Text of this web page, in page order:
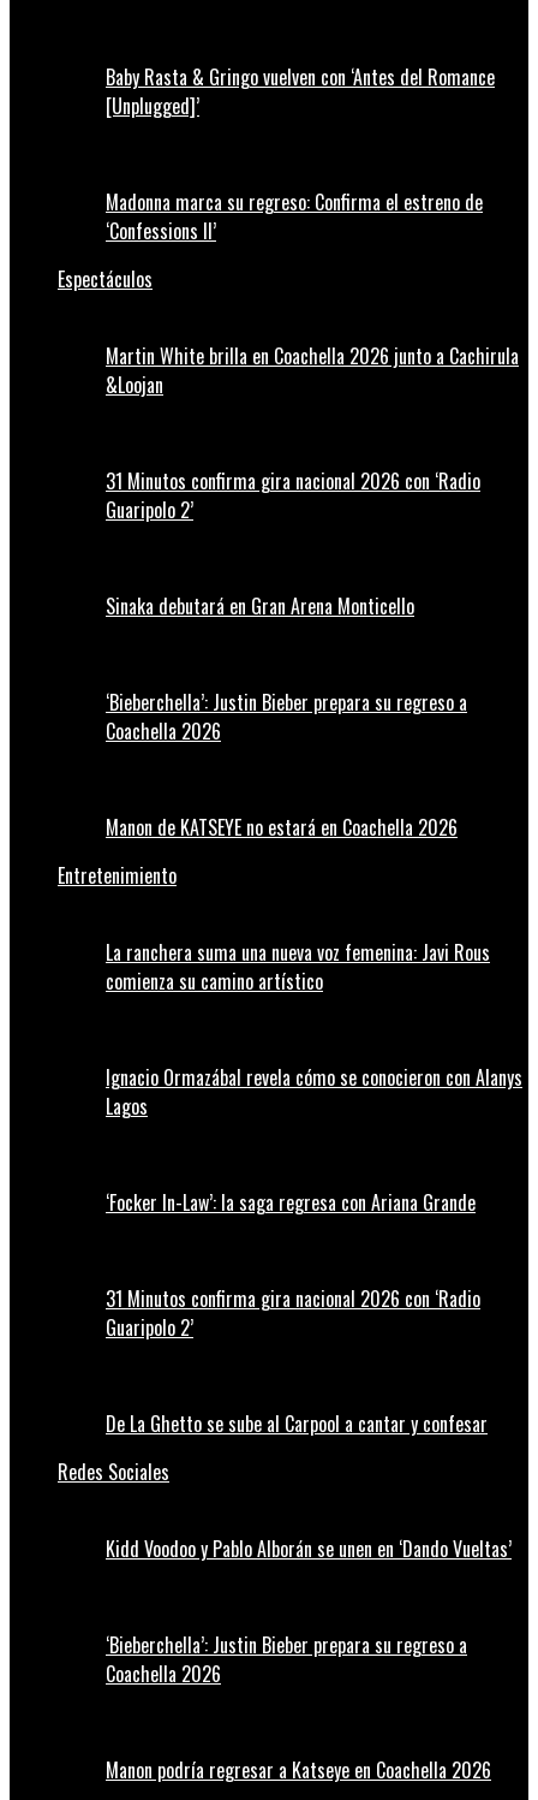
Baby Rasta & Gringo vuelven con ‘Antes del Romance
[Unplugged]’
Madonna marca su regreso: Confirma el estreno de
‘Confessions II’
Espectáculos
Martin White brilla en Coachella 2026 junto a Cachirula
&Loojan
31 Minutos confirma gira nacional 2026 con ‘Radio
Guaripolo 2’
Sinaka debutará en Gran Arena Monticello
‘Bieberchella’: Justin Bieber prepara su regreso a
Coachella 2026
Manon de KATSEYE no estará en Coachella 2026
Entretenimiento
La ranchera suma una nueva voz femenina: Javi Rous
comienza su camino artístico
Ignacio Ormazábal revela cómo se conocieron con Alanys
Lagos
‘Focker In-Law’: la saga regresa con Ariana Grande
31 Minutos confirma gira nacional 2026 con ‘Radio
Guaripolo 2’
De La Ghetto se sube al Carpool a cantar y confesar
Redes Sociales
Kidd Voodoo y Pablo Alborán se unen en ‘Dando Vueltas’
‘Bieberchella’: Justin Bieber prepara su regreso a
Coachella 2026
Manon podría regresar a Katseye en Coachella 2026